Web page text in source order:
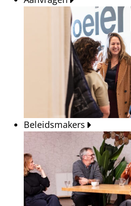
Beleidsmakers